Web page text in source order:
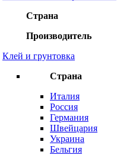
Страна
Производитель
Клей и грунтовка
Страна
Италия
Россия
Германия
Швейцария
Украина
Бельгия